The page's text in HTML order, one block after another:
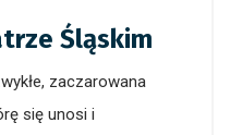
Śląskim
zaczarowana
się unosi i